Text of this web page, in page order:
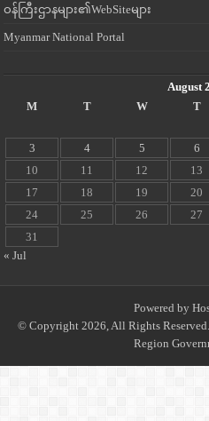
ဝန်ကြီးဌာနများ၏WebSiteများ
Myanmar National Portal
August
M
T W T
3
4 5 6
10
11 12 13
17
18 19 20
24
25 26 27
31
« Jul
Powered by
© Copyright 2026, All Rights
Region